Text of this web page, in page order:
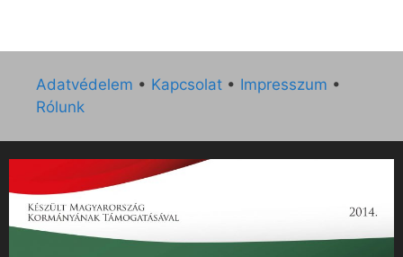
Adatvédelem • Kapcsolat • Impresszum •
Rólunk